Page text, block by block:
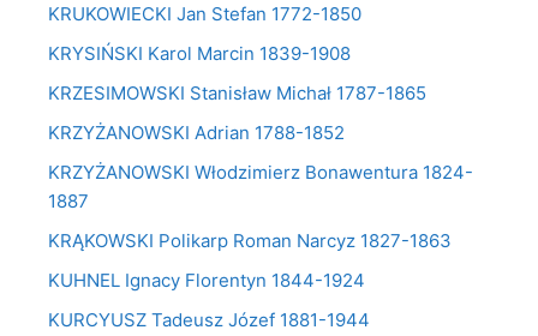
KRUKOWIECKI Jan Stefan 1772-1850
KRYSIŃSKI Karol Marcin 1839-1908
KRZESIMOWSKI Stanisław Michał 1787-1865
KRZYŻANOWSKI Adrian 1788-1852
KRZYŻANOWSKI Włodzimierz Bonawentura 1824-
1887
KRĄKOWSKI Polikarp Roman Narcyz 1827-1863
KUHNEL Ignacy Florentyn 1844-1924
KURCYUSZ Tadeusz Józef 1881-1944